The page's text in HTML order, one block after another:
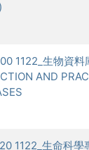
1122_生物資料
AND
1122_生命科學